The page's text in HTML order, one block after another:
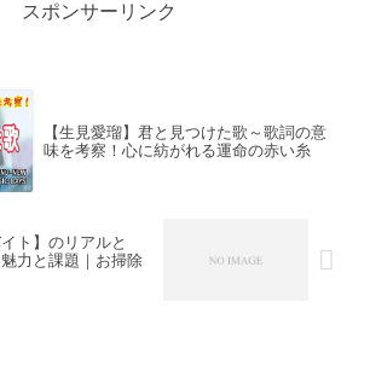
スポンサーリンク
【生見愛瑠】君と見つけた歌～歌詞の意
味を考察！心に紡がれる運命の赤い糸
ト】のリアルと
力と課題｜お掃除